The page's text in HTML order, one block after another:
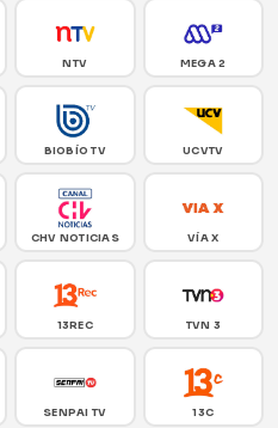
NTV MEGA 2
BIOBÍO TV UCVTV
CHV NOTICIAS VÍA X
13REC TVN 3
SENPAI TV 13C